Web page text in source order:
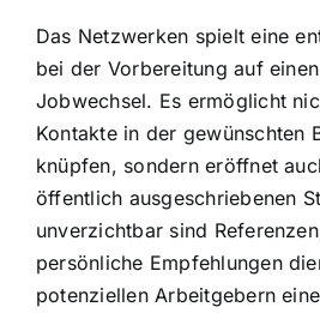
Das Netzwerken spielt eine
bei der Vorbereitung auf
Jobwechsel. Es ermöglicht
Kontakte in der gewünschten
knüpfen, sondern eröffnet
öffentlich ausgeschriebenen
unverzichtbar sind
persönliche Empfehlungen
potenziellen Arbeitgebern